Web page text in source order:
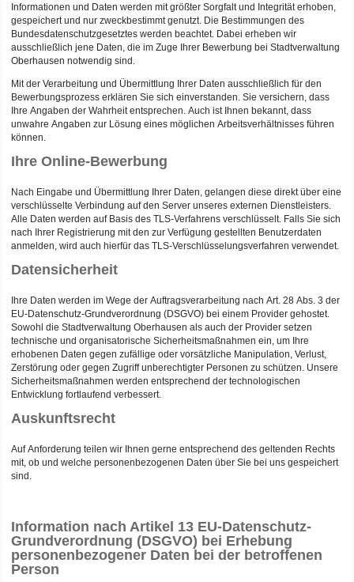
Informationen und Daten werden mit größter Sorgfalt und Integrität erhoben,
gespeichert und nur zweckbestimmt genutzt. Die Bestimmungen des
Bundesdatenschutzgesetztes werden beachtet. Dabei erheben wir
ausschließlich jene Daten, die im Zuge Ihrer Bewerbung bei Stadtverwaltung
Oberhausen notwendig sind.
Mit der Verarbeitung und Übermittlung Ihrer Daten ausschließlich für den
Bewerbungsprozess erklären Sie sich einverstanden. Sie versichern, dass
Ihre Angaben der Wahrheit entsprechen. Auch ist Ihnen bekannt, dass
unwahre Angaben zur Lösung eines möglichen Arbeitsverhältnisses führen
können.
Ihre Online-Bewerbung
Nach Eingabe und Übermittlung Ihrer Daten, gelangen diese direkt über eine
verschlüsselte Verbindung auf den Server unseres externen Dienstleisters.
Alle Daten werden auf Basis des TLS-Verfahrens verschlüsselt. Falls Sie sich
nach Ihrer Registrierung mit den zur Verfügung gestellten Benutzerdaten
anmelden, wird auch hierfür das TLS-Verschlüsselungsverfahren verwendet.
Datensicherheit
Ihre Daten werden im Wege der Auftragsverarbeitung nach Art. 28 Abs. 3 der
EU-Datenschutz-Grundverordnung (DSGVO) bei einem Provider gehostet.
Sowohl die Stadtverwaltung Oberhausen als auch der Provider setzen
technische und organisatorische Sicherheitsmaßnahmen ein, um Ihre
erhobenen Daten gegen zufällige oder vorsätzliche Manipulation, Verlust,
Zerstörung oder gegen Zugriff unberechtigter Personen zu schützen. Unsere
Sicherheitsmaßnahmen werden entsprechend der technologischen
Entwicklung fortlaufend verbessert.
Auskunftsrecht
Auf Anforderung teilen wir Ihnen gerne entsprechend des geltenden Rechts
mit, ob und welche personenbezogenen Daten über Sie bei uns gespeichert
sind.
Information nach Artikel 13 EU-Datenschutz-
Grundverordnung (DSGVO) bei Erhebung
personenbezogener Daten bei der betroffenen
Person